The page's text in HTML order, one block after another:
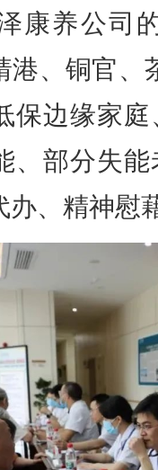
康养公司
港、铜官、
保边缘家
、部分失
办、精神慰